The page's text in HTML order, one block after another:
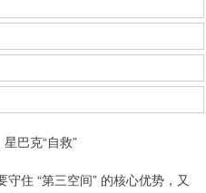
巴克“自救”
住 “第三空间” 的核心优势，又